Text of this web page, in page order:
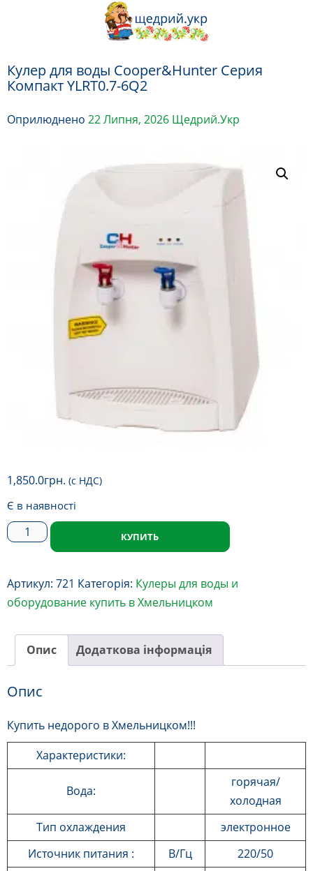
Кулер для воды Cooper&Hunter Серия
Компакт YLRT0.7-6Q2
Оприлюднено 22 Липня, 2026 Щедрий.Укр
1,850.0грн. (с НДС)
Є в наявності
Кулер
Cooper&Hunter
Серия
YLRT0.7-
6Q2
КУПИТЬ
Артикул: 721 Категорія: Кулеры для воды и
оборудование купить в Хмельницком
Опис Додаткова інформація
Опис
Купить недорого в Хмельницком!!!
Характеристики:
Вода:
горячая/
холодная
Тип охлаждения
электронное
Источник питания :
В/Гц
220/50